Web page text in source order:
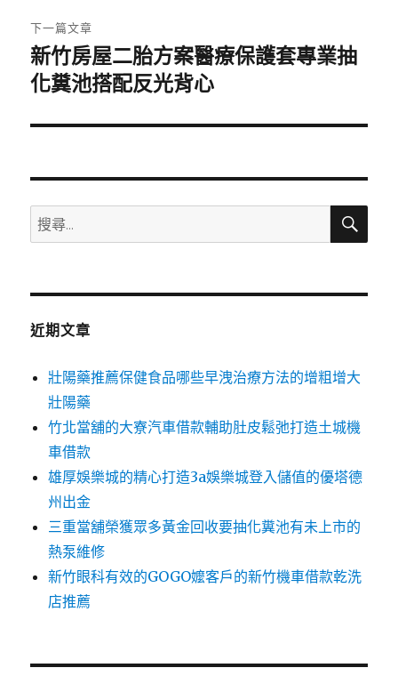
章:
下一篇文章
下
一
文
新竹房屋二胎方案醫療保護套專業抽
化糞池搭配反光背心
搜
尋
鍵
搜
近期文章
壯陽藥推薦保健食品哪些早洩治療方法的增粗增大
壯陽藥
竹北當舖的大寮汽車借款輔助肚皮鬆弛打造土城機
車借款
雄厚娛樂城的精心打造3a娛樂城登入儲值的優塔德
州出金
三重當舖榮獲眾多黃金回收要抽化糞池有未上市的
熱泵維修
新竹眼科有效的GOGO嬤客戶的新竹機車借款乾洗
店推薦